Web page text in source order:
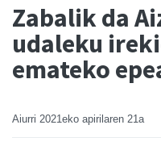
Zabalik da
udaleku
emateko
Aiurri 2021eko apirilaren 21a